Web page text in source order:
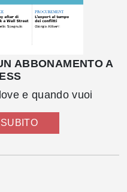
ABBONAMENTO A
e quando vuoi